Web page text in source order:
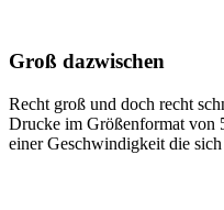
Groß dazwischen
Recht groß und doch recht
Drucke im Größenformat von
einer Geschwindigkeit die sich